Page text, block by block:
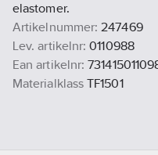
elastomer.
Artikelnummer: 247469
Lev. artikelnr: 0110988
Ean artikelnr:
Materialklass TF1501